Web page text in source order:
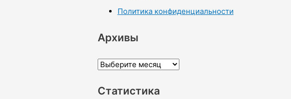
Политика конфиденциальности
Архивы
А
х
Статистика